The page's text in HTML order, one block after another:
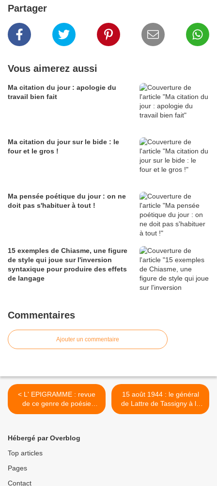
Partager
Vous aimerez aussi
Ma citation du jour : apologie du
travail bien fait
Ma citation du jour sur le bide : le
four et le gros !
Ma pensée poétique du jour : on ne
doit pas s'habituer à tout !
15 exemples de Chiasme, une figure
de style qui joue sur l'inversion
syntaxique pour produire des effets
de langage
Commentaires
Ajouter un commentaire
< L' EPIGRAMME : revue
de ce genre de poésie
courte verbalisant au plus
amoureuses
15 août 1944 : le général
de Lattre de Tassigny à la
tête des troupes françaises,
Hébergé par Overblog
Top articles
Pages
Contact